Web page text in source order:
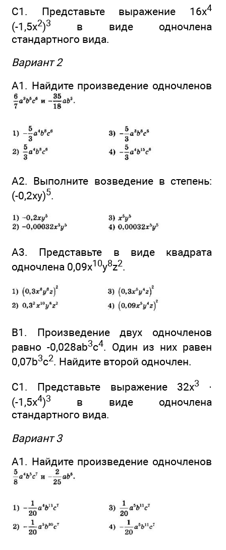
С1. Представьте выражение 16x4
(-1,5x2)3
в виде одночлена
стандартного вида.
Вариант 2
А1. Найдите произведение одночленов
А2. Выполните возведение в степень:
(-0,2ху)5.
А3. Представьте в виде квадрата
одночлена 0,09x10y8z2.
В1. Произведение двух одночленов
равно -0,028аb3с4. Один из них равен
0,07b3с2. Найдите второй одночлен.
С1. Представьте выражение 32x3
∙
(-1,5x4)3
в виде одночлена
стандартного вида.
Вариант 3
А1. Найдите произведение одночленов